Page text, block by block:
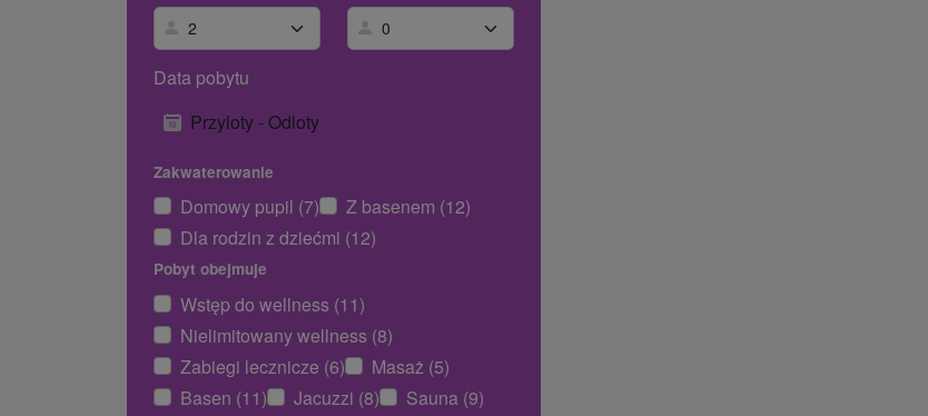
Data pobytu
Przyloty - Odloty
Zakwaterowanie
Domowy pupil (7)
Z basenem (12)
Dla rodzin z dziećmi (12)
Pobyt obejmuje
Wstęp do wellness (11)
Nielimitowany wellness (8)
Zabiegi lecznicze (6)
Masaż (5)
Basen (11)
Jacuzzi (8)
Sauna (9)